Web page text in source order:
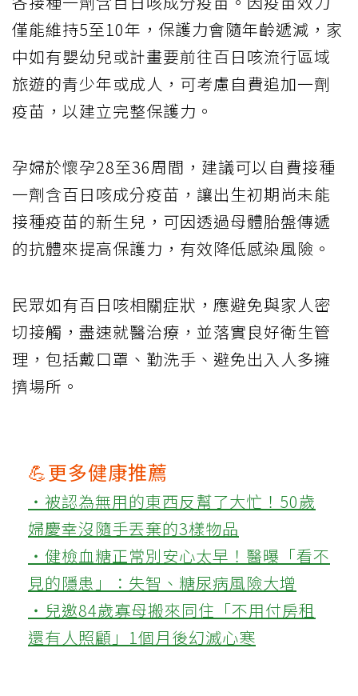
僅能維持5至10年，保護力會隨年齡遞減，家
中如有嬰幼兒或計畫要前往百日咳流行區域
旅遊的青少年或成人，可考慮自費追加一劑
疫苗，以建立完整保護力。
孕婦於懷孕28至36周間，建議可以自費接種
一劑含百日咳成分疫苗，讓出生初期尚未能
接種疫苗的新生兒，可因透過母體胎盤傳遞
的抗體來提高保護力，有效降低感染風險。
民眾如有百日咳相關症狀，應避免與家人密
切接觸，盡速就醫治療，並落實良好衛生管
理，包括戴口罩、勤洗手、避免出入人多擁
擠場所。
💪更多健康推薦
‧被認為無用的東西反幫了大忙！50歲
婦慶幸沒隨手丟棄的3樣物品
‧健檢血糖正常別安心太早！醫曝「看不
見的隱患」：失智、糖尿病風險大增
‧兒邀84歲寡母搬來同住「不用付房租
還有人照顧」1個月後幻滅心寒